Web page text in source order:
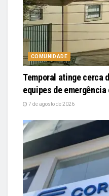
COMUNIDADE
Temporal atinge cerca
equipes de emergência
7 de agosto de 2026